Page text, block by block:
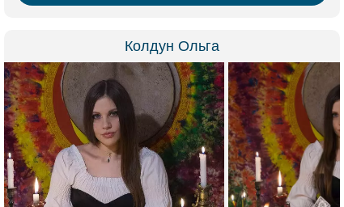
Колдун Ольга